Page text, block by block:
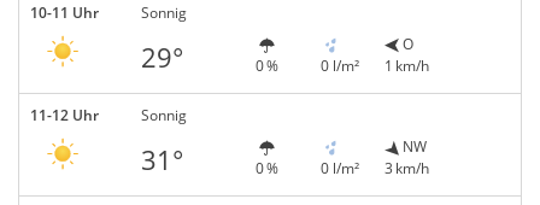
10-11 Uhr Sonnig
29° 0 % 0 l/m²
O
1 km/h
11-12 Uhr Sonnig
31° 0 % 0 l/m²
NW
3 km/h